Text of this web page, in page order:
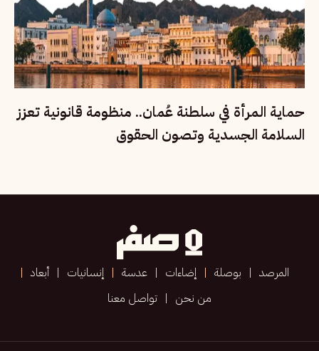
حماية المرأة في سلطنة عُمان.. منظومة قانونية تعزز
السلامة الجسدية وتصون الحقوق
المرصد بوصلة إضاءات عدسة إنسانيات
أبعاد
من نحن
تواصل معنا